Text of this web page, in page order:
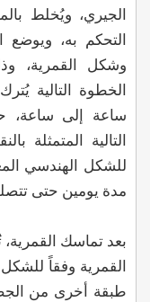
الجيري، ويُخلط
التحكم به،
وشكل القمرية،
الخطوة التالية
ساعة إلى ساعة،
التالية المتمثلة
للشكل الهندسي
مدة يومين حتى
بعد تماسك
القمرية وفقاً
طبقة أخرى من